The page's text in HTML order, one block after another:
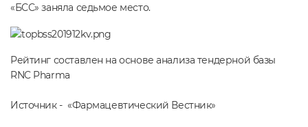
«БСС» заняла седьмое место.
Рейтинг составлен на основе анализа тендерной базы
RNC Pharma
Источник - «Фармацевтический Вестник»